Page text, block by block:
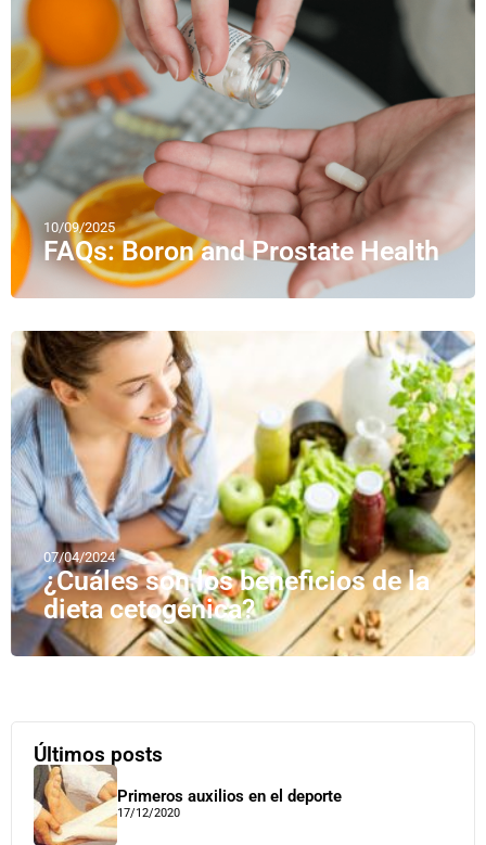
10/09/2025
FAQs: Boron and Prostate Health
07/04/2024
¿Cuáles son los beneficios de la
dieta cetogénica?
Últimos posts
Primeros auxilios en el deporte
17/12/2020